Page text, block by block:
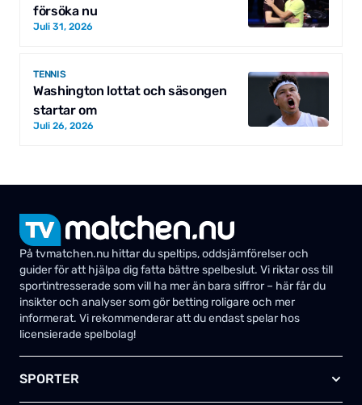
försöka nu
Juli 31, 2026
TENNIS
Washington lottat och säsongen
startar om
Juli 26, 2026
På tvmatchen.nu hittar du speltips, oddsjämförelser och
guider för att hjälpa dig fatta bättre spelbeslut. Vi riktar oss till
sportintresserade som vill ha mer än bara siffror – här får du
insikter och analyser som gör betting roligare och mer
informerat. Vi rekommenderar att du endast spelar hos
licensierade spelbolag!
SPORTER